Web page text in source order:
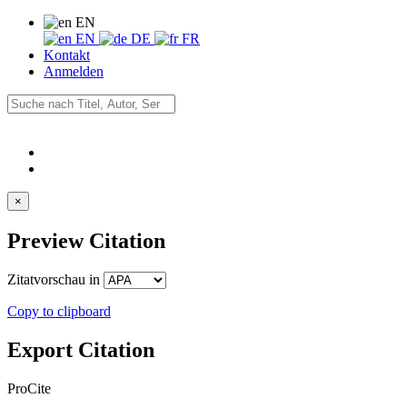
EN
EN
DE
FR
Kontakt
Anmelden
×
Preview Citation
Zitatvorschau in
Copy to clipboard
Export Citation
ProCite